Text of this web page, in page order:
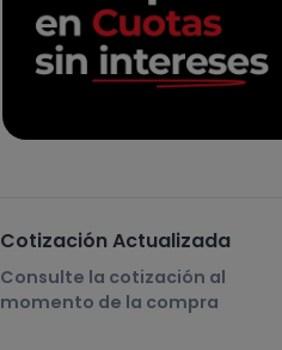
Cotización Actualizada
Consulte la cotización al
momento de la compra